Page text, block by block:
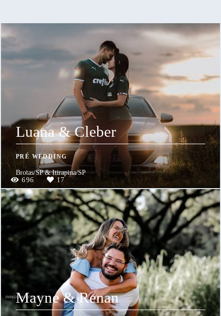
Luana & Cleber
PRÉ WEDDING
Brotas/SP & Itirapina/SP
696
17
Mayne & Renan